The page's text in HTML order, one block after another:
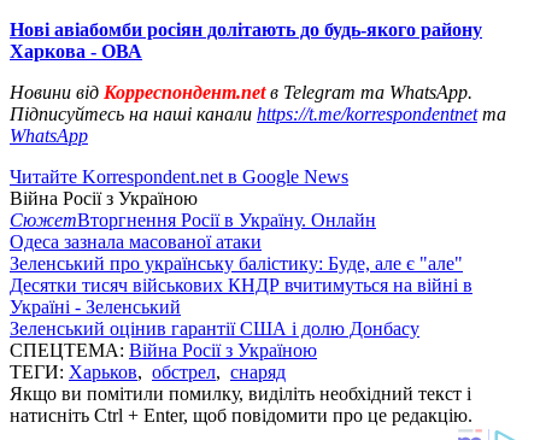
Нові авіабомби росіян долітають до будь-якого району
Харкова - ОВА
Новини від Корреспондент.netв Telegram та WhatsApp.
Підписуйтесь на наші канали https://t.me/korrespondentnetта
WhatsApp
Читайте Korrespondent.net в Google News
Війна Росії з Україною
СюжетВторгнення Росії в Україну. Онлайн
Одеса зазнала масованої атаки
Зеленський про українську балістику: Буде, але є "але"
Десятки тисяч військових КНДР вчитимуться на війні в
Україні - Зеленський
Зеленський оцінив гарантії США і долю Донбасу
СПЕЦТЕМА: Війна Росії з Україною
ТЕГИ: Харьков, обстрел, снаряд
Якщо ви помітили помилку, виділіть необхідний текст і
натисніть Ctrl + Enter, щоб повідомити про це редакцію.